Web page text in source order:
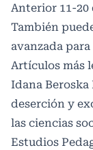
Anterior 11-20
También
avanzada para
Artículos más
Idana Beroska
deserción y
las ciencias
Estudios